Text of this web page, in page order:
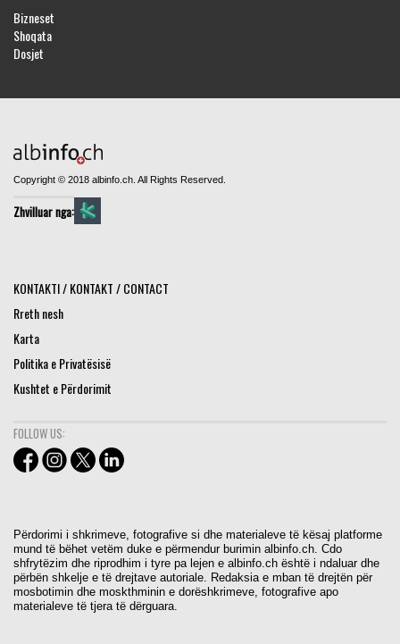
Bizneset
Shoqata
Dosjet
Copyright © 2018 albinfo.ch. All Rights Reserved.
Zhvilluar nga:
KONTAKTI / KONTAKT / CONTACT
Rreth nesh
Karta
Politika e Privatësisë
Kushtet e Përdorimit
FOLLOW US:
Përdorimi i shkrimeve, fotografive si dhe materialeve të kësaj platforme
mund të bëhet vetëm duke e përmendur burimin albinfo.ch. Cdo
shfrytëzim dhe riprodhim i tyre pa lejen e albinfo.ch është i ndaluar dhe
përbën shkelje e të drejtave autoriale. Redaksia e mban të drejtën për
mosbotimin dhe moskthminin e dorëshkrimeve, fotografive apo
materialeve të tjera të dërguara.